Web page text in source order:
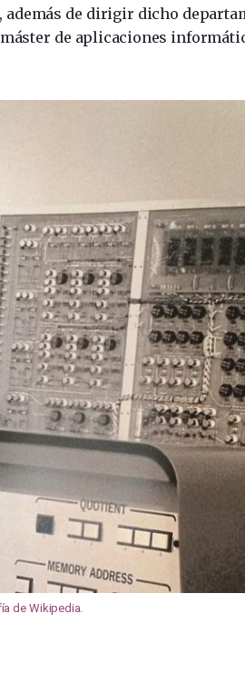
además de dirigir dicho
de aplicaciones
de Wikipedia.